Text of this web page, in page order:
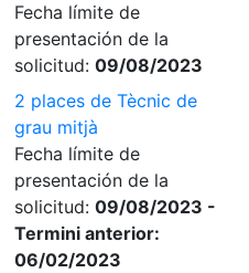
Fecha límite de
presentación de la
solicitud: 09/08/2023
2 places de Tècnic de
grau mitjà
Fecha límite de
presentación de la
solicitud: 09/08/2023 -
Termini anterior:
06/02/2023